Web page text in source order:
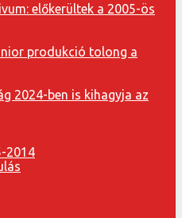
előkerültek a 2005-ös
produkció tolong a
2024-ben is kihagyja az
2014